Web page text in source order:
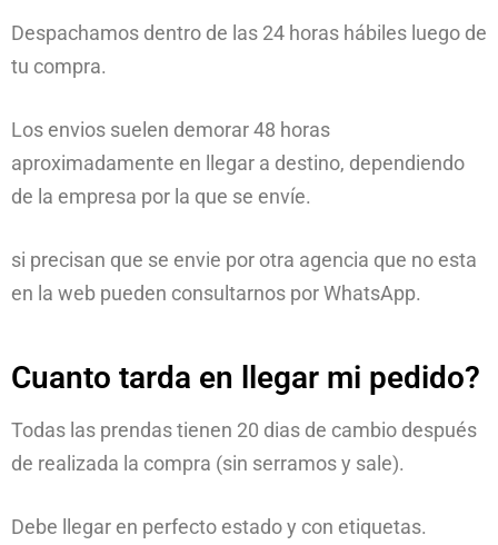
Despachamos dentro de las 24 horas hábiles luego de
tu compra.
Los envios suelen demorar 48 horas
aproximadamente en llegar a destino, dependiendo
de la empresa por la que se envíe.
si precisan que se envie por otra agencia que no esta
en la web pueden consultarnos por WhatsApp.
Cuanto tarda en llegar mi pedido?
Todas las prendas tienen 20 dias de cambio después
de realizada la compra (sin serramos y sale).
Debe llegar en perfecto estado y con etiquetas.